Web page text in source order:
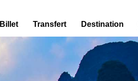
Billet Transfert Destination